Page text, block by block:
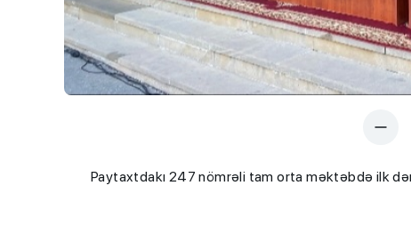
Paytaxtdakı 247 nömrəli tam orta məktəbdə ilk